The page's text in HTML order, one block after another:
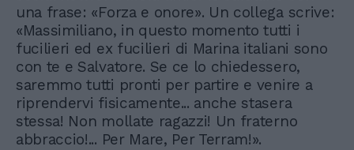
una frase: «Forza e onore». Un collega scrive:
«Massimiliano, in questo momento tutti i
fucilieri ed ex fucilieri di Marina italiani sono
con te e Salvatore. Se ce lo chiedessero,
saremmo tutti pronti per partire e venire a
riprendervi fisicamente... anche stasera
stessa! Non mollate ragazzi! Un fraterno
abbraccio!... Per Mare, Per Terram!».